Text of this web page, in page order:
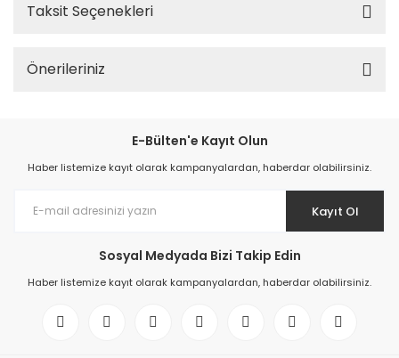
Taksit Seçenekleri
Önerileriniz
E-Bülten'e Kayıt Olun
Haber listemize kayıt olarak kampanyalardan, haberdar olabilirsiniz.
Kayıt Ol
Sosyal Medyada Bizi Takip Edin
Haber listemize kayıt olarak kampanyalardan, haberdar olabilirsiniz.